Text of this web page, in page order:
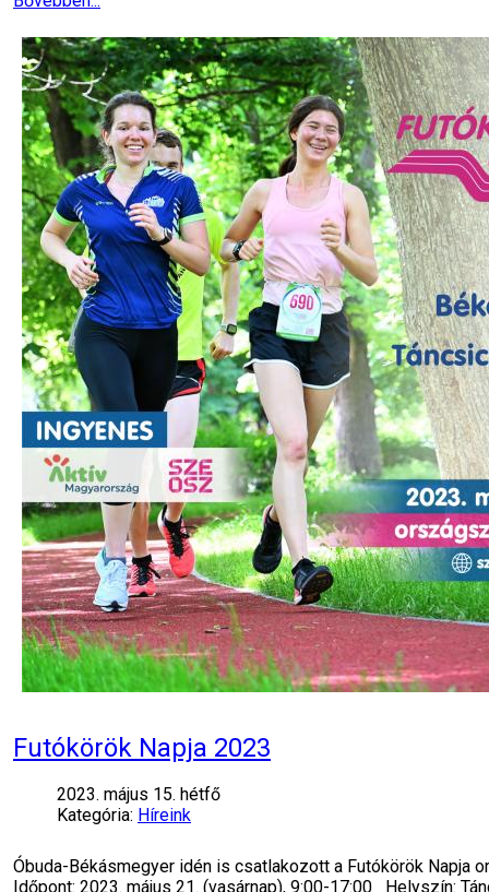
Futókörök Napja 2023
2023. május 15. hétfő
Kategória: Híreink
Óbuda-Békásmegyer idén is csatlakozott a Futókörök
Időpont: 2023. május 21. (vasárnap), 9:00-17:00 Helyszín: